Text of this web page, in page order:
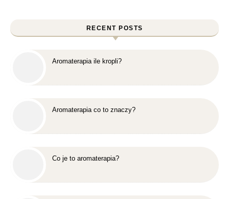
RECENT POSTS
Aromaterapia ile kropli?
Aromaterapia co to znaczy?
Co je to aromaterapia?